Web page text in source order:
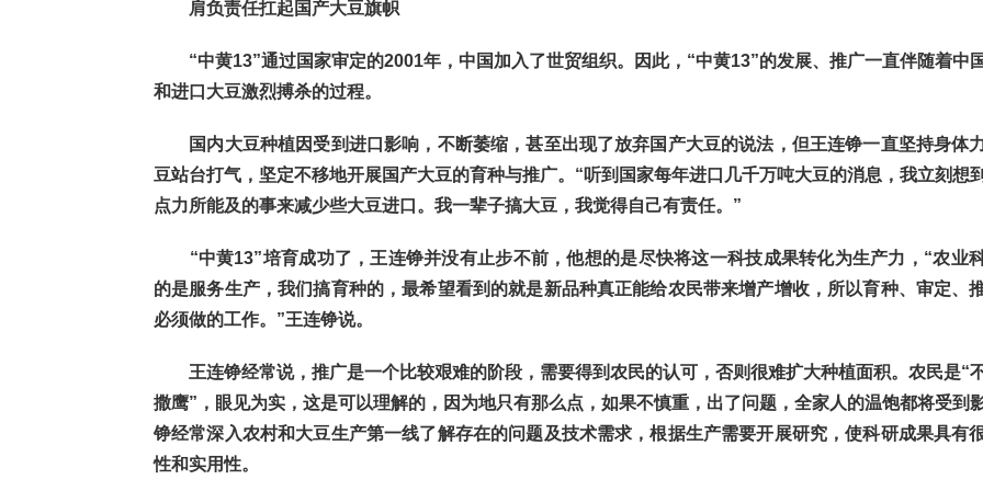
肩负责任扛起国产大豆旗帜
“中黄13”通过国家审定的2001年，中国加入了世贸组织。因此，“中黄13”的发展、推广一直伴随着中
和进口大豆激烈搏杀的过程。
国内大豆种植因受到进口影响，不断萎缩，甚至出现了放弃国产大豆的说法，但王连铮一直坚持身体
豆站台打气，坚定不移地开展国产大豆的育种与推广。“听到国家每年进口几千万吨大豆的消息，我立刻想
点力所能及的事来减少些大豆进口。我一辈子搞大豆，我觉得自己有责任。”
“中黄13”培育成功了，王连铮并没有止步不前，他想的是尽快将这一科技成果转化为生产力，“农业
的是服务生产，我们搞育种的，最希望看到的就是新品种真正能给农民带来增产增收，所以育种、审定、
必须做的工作。”王连铮说。
王连铮经常说，推广是一个比较艰难的阶段，需要得到农民的认可，否则很难扩大种植面积。农民是“
撒鹰”，眼见为实，这是可以理解的，因为地只有那么点，如果不慎重，出了问题，全家人的温饱都将受到
铮经常深入农村和大豆生产第一线了解存在的问题及技术需求，根据生产需要开展研究，使科研成果具有
性和实用性。